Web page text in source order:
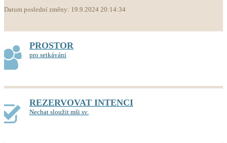
Datum poslední změny: 19.9.2024 20:14:34
PROSTOR
pro setkávání
REZERVOVAT INTENCI
Nechat sloužit mši sv.